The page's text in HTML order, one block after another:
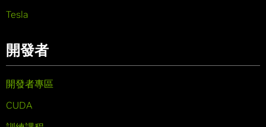
Tesla
開發者
開發者專區
CUDA